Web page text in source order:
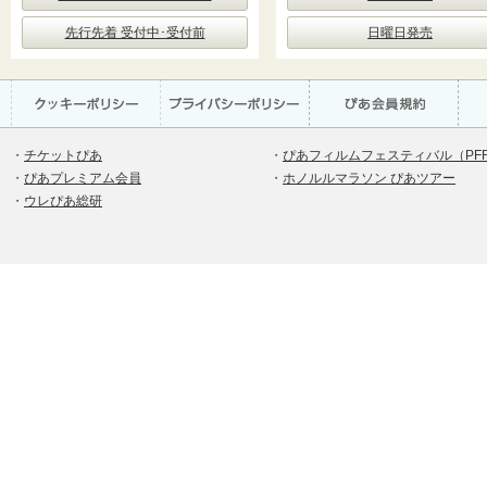
先行先着 受付中･受付前 日曜日発売
・ チケットぴあ
・ ぴあプレミアム会員
・ ウレぴあ総研
・ ぴあフィルムフェスティバル（
・ ホノルルマラソン ぴあツアー